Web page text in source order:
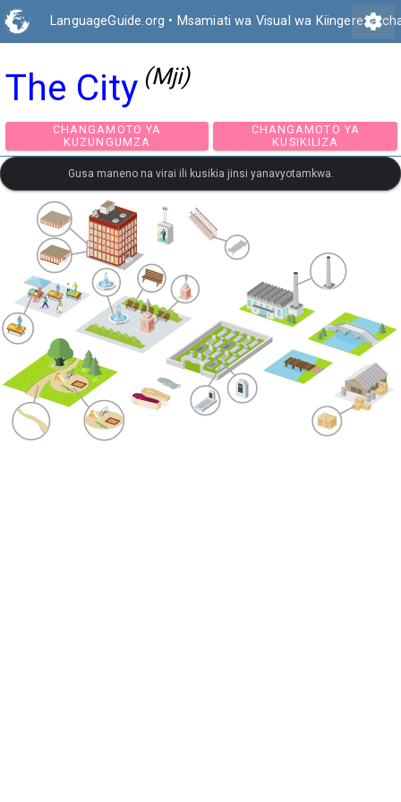
LanguageGuide.org • Msamiati wa Visual wa Kiingereza
settings
The City (Mji)
CHANGAMOTO YA
KUZUNGUMZA
CHANGAMOTO
KUSIKILIZA
Gusa maneno na virai ili kusikia jinsi yanavyotamkwa.